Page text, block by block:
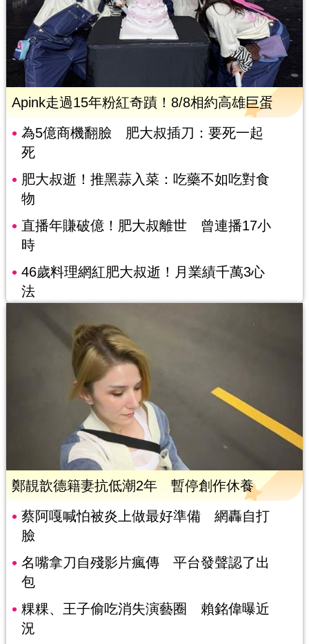
Apink走過15年粉紅奇蹟！8/8相約高雄巨蛋
為5億商機翻臉 肥大叔插刀：要死一起
死
肥大叔逝！推黑蒜入菜：吃藥不如吃對食
物
直播年賺破億！肥大叔離世 曾連播17小
時
46歲料理網紅肥大叔逝！月業績千萬3心
法
鄭靚歆德籍妻抗低潮2年 暫停創作休養
蔡阿嘎喊怕被炎上做最好準備 網轟自打
臉
名嘴拿刀自殘影片瘋傳 平台發聲認了出
包
粿粿、王子偷吃消失演藝圈 賴銘偉曝近
況